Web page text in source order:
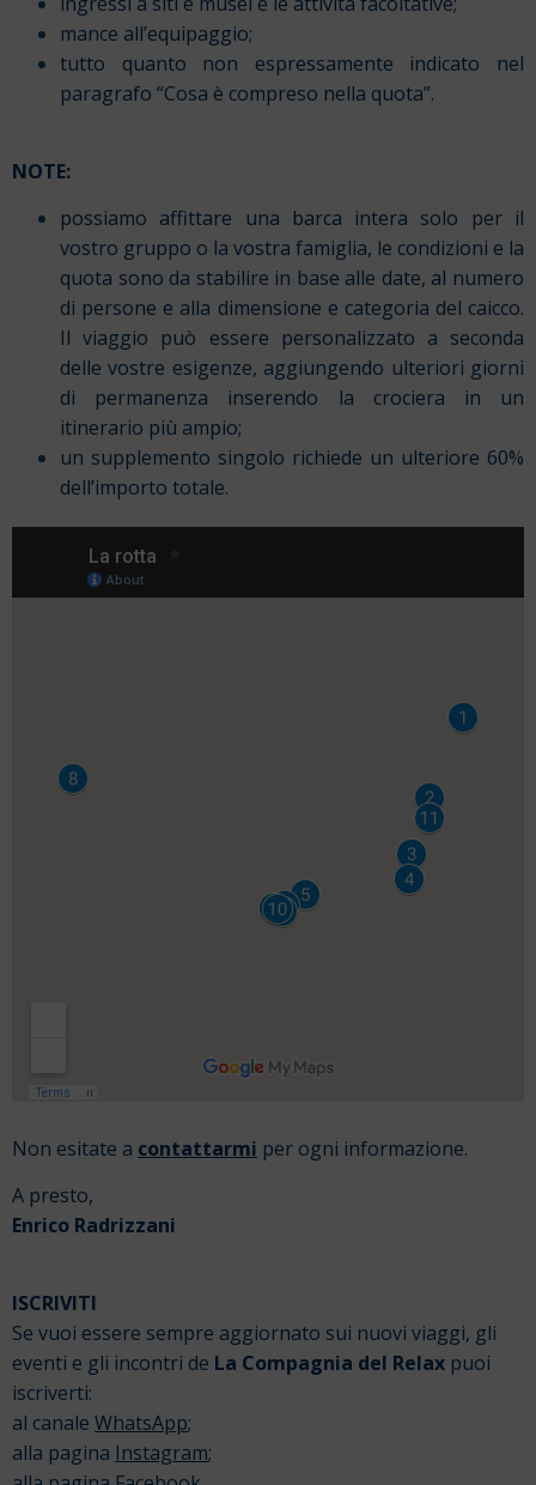
mance all’equipaggio;
tutto quanto non espressamente indicato nel
paragrafo “Cosa è compreso nella quota”.
NOTE:
possiamo affittare una barca intera solo per il
vostro gruppo o la vostra famiglia, le condizioni e la
quota sono da stabilire in base alle date, al numero
di persone e alla dimensione e categoria del caicco.
Il viaggio può essere personalizzato a seconda
delle vostre esigenze, aggiungendo ulteriori giorni
di permanenza inserendo la crociera in un
itinerario più ampio;
un supplemento singolo richiede un ulteriore 60%
dell’importo totale.
Non esitate a contattarmi per ogni informazione.
A presto,
Enrico Radrizzani
ISCRIVITI
Se vuoi essere sempre aggiornato sui nuovi viaggi, gli
eventi e gli incontri de La Compagnia del Relax puoi
iscriverti:
al canale WhatsApp;
alla pagina Instagram;